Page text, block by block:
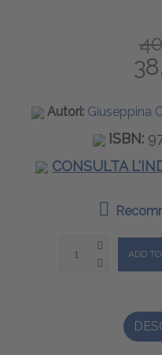
Autori: Giuseppina
ISBN:
CONSULTA